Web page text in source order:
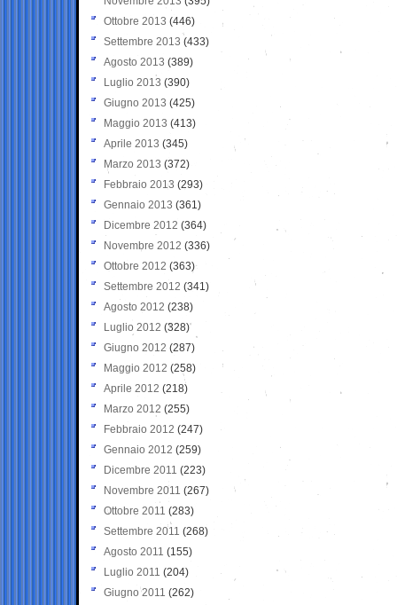
Ottobre 2013 (446)
Settembre 2013 (433)
Agosto 2013 (389)
Luglio 2013 (390)
Giugno 2013 (425)
Maggio 2013 (413)
Aprile 2013 (345)
Marzo 2013 (372)
Febbraio 2013 (293)
Gennaio 2013 (361)
Dicembre 2012 (364)
Novembre 2012 (336)
Ottobre 2012 (363)
Settembre 2012 (341)
Agosto 2012 (238)
Luglio 2012 (328)
Giugno 2012 (287)
Maggio 2012 (258)
Aprile 2012 (218)
Marzo 2012 (255)
Febbraio 2012 (247)
Gennaio 2012 (259)
Dicembre 2011 (223)
Novembre 2011 (267)
Ottobre 2011 (283)
Settembre 2011 (268)
Agosto 2011 (155)
Luglio 2011 (204)
Giugno 2011 (262)